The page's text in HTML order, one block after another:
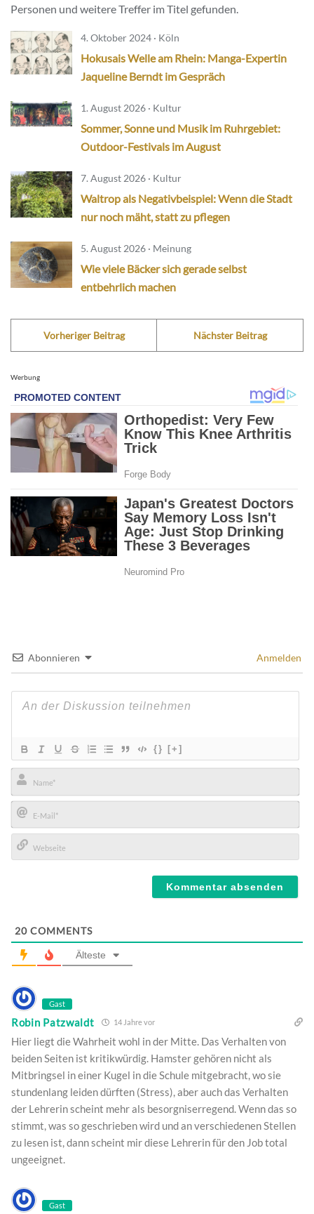
Personen und weitere Treffer im Titel gefunden.
4. Oktober 2024 · Köln
Hokusais Welle am Rhein: Manga-Expertin
Jaqueline Berndt im Gespräch
1. August 2026 · Kultur
Sommer, Sonne und Musik im Ruhrgebiet:
Outdoor-Festivals im August
7. August 2026 · Kultur
Waltrop als Negativbeispiel: Wenn die Stadt
nur noch mäht, statt zu pflegen
5. August 2026 · Meinung
Wie viele Bäcker sich gerade selbst
entbehrlich machen
Vorheriger Beitrag Nächster Beitrag
Werbung
Abonnieren Anmelden
{} [+]
Name*
E-
Mail*
20 COMMENTS
Älteste
Gast
Robin Patzwaldt 14 Jahre vor
Hier liegt die Wahrheit wohl in der Mitte. Das Verhalten von
beiden Seiten ist kritikwürdig. Hamster gehören nicht als
Mitbringsel in einer Kugel in die Schule mitgebracht, wo sie
stundenlang leiden dürften (Stress), aber auch das Verhalten
der Lehrerin scheint mehr als besorgniserregend. Wenn das so
stimmt, was so geschrieben wird und an verschiedenen Stellen
zu lesen ist, dann scheint mir diese Lehrerin für den Job total
ungeeignet.
Gast